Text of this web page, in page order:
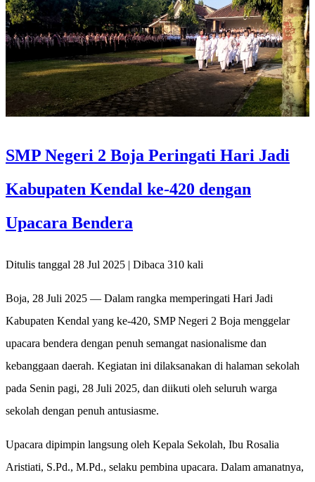
SMP Negeri 2 Boja Peringati Hari Jadi
Kabupaten Kendal ke-420 dengan
Upacara Bendera
Ditulis tanggal 28 Jul 2025 | Dibaca 310 kali
Boja, 28 Juli 2025 — Dalam rangka memperingati Hari Jadi
Kabupaten Kendal yang ke-420, SMP Negeri 2 Boja menggelar
upacara bendera dengan penuh semangat nasionalisme dan
kebanggaan daerah. Kegiatan ini dilaksanakan di halaman sekolah
pada Senin pagi, 28 Juli 2025, dan diikuti oleh seluruh warga
sekolah dengan penuh antusiasme.
Upacara dipimpin langsung oleh Kepala Sekolah, Ibu Rosalia
Aristiati, S.Pd., M.Pd., selaku pembina upacara. Dalam amanatnya,